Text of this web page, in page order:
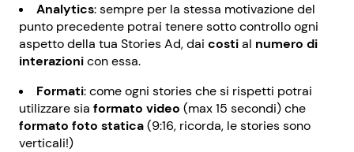
Analytics: sempre per la stessa motivazione del
punto precedente potrai tenere sotto controllo ogni
aspetto della tua Stories Ad, dai costial numero di
interazionicon essa.
Formati: come ogni stories che si rispetti potrai
utilizzare sia formato video (max 15 secondi) che
formato foto statica(9:16, ricorda, le stories sono
verticali!)